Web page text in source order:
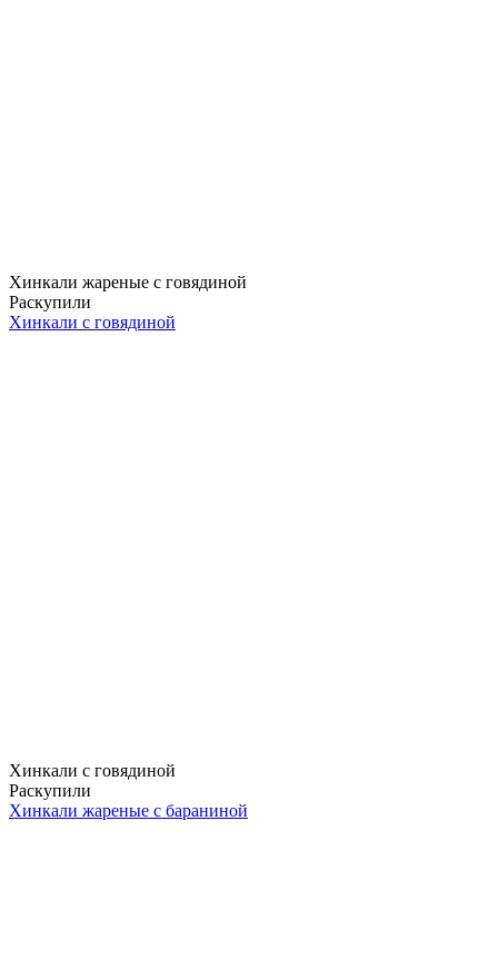
Хинкали жареные с говядиной
Раскупили
Хинкали с говядиной
Хинкали с говядиной
Раскупили
Хинкали жареные с бараниной